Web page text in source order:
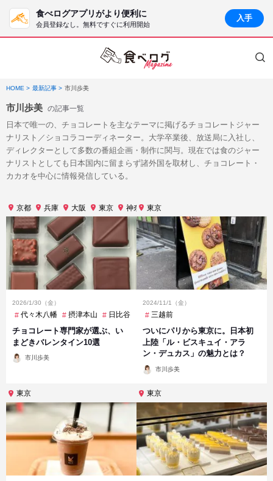
食べログアプリがより便利に
会員登録なし。無料ですぐに利用開始
入手
HOME 最新記事 市川歩美
市川歩美 の記事一覧
日本で唯一の、チョコレートを主なテーマに掲げるチョコレートジャー
ナリスト／ショコラコーディネーター。大学卒業後、放送局に入社し、
ディレクターとして多数の番組企画・制作に関与。現在では食のジャー
ナリストとしても日本国内に留まらず諸外国を取材し、チョコレート・
カカオを中心に情報発信している。
京都 兵庫 大阪 東京 神奈川
2026/1/30（金）
代々木八幡 摂津本山 日比谷 東京 東京
チョコレート専門家が選ぶ、い
まどきバレンタイン10選
投
稿
市川歩美
東京
2024/11/1（金）
三越前
ついにパリから東京に。日本初
上陸「ル・ビスキュイ・アラ
ン・デュカス」の魅力とは？
投
稿
市川歩美
東京 東京